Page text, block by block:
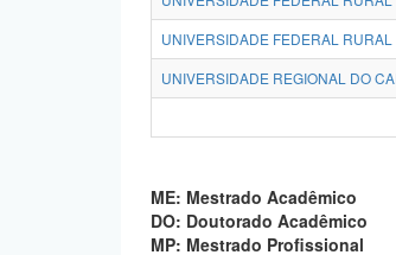
UNIVERSIDADE FEDERAL
UNIVERSIDADE REGIONAL DO
ME: Mestrado Acadêmico
DO: Doutorado Acadêmico
MP: Mestrado Profissional